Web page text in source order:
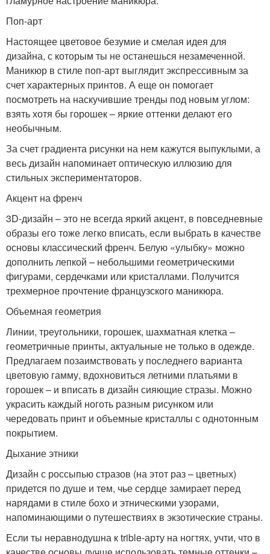
Поп-арт
Настоящее цветовое безумие и смелая идея для
дизайна, с которым ты не останешься незамеченной.
Маникюр в стиле поп-арт выглядит экспрессивным за
счет характерных принтов. А еще он помогает
посмотреть на наскучившие тренды под новым углом:
взять хотя бы горошек – яркие оттенки делают его
необычным.
За счет градиента рисунки на нем кажутся выпуклыми, а
весь дизайн напоминает оптическую иллюзию для
стильных экспериментаторов.
Акцент на френч
3D-дизайн – это не всегда яркий акцент, в повседневные
образы его тоже легко вписать, если выбрать в качестве
основы классический френч. Белую «улыбку» можно
дополнить лепкой – небольшими геометрическими
фигурами, сердечками или кристаллами. Получится
трехмерное прочтение французского маникюра.
Объемная геометрия
Линии, треугольники, горошек, шахматная клетка –
геометричные принты, актуальные не только в одежде.
Предлагаем позаимствовать у последнего варианта
цветовую гамму, вдохновиться летними платьями в
горошек – и вписать в дизайн сияющие стразы. Можно
украсить каждый ноготь разным рисунком или
чередовать принт и объемные кристаллы с однотонным
покрытием.
Дыхание этники
Дизайн с россыпью стразов (на этот раз – цветных)
придется по душе и тем, чье сердце замирает перед
нарядами в стиле бохо и этническими узорами,
напоминающими о путешествиях в экзотические страны.
Если ты неравнодушна к trible-арту на ногтях, учти, что в